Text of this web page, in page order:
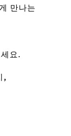
만나는
요.
,